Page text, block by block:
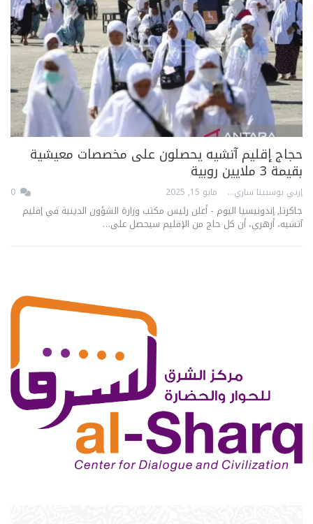
حجاج إقليم آتشيه يحصلون على مخصصات معيشية
بقيمة 3 ملايين روبية
إرني بوسبيتا ساري مايو 15, 2025
جاكرتا, إندونيسيا اليوم - أعلن رئيس مكتب وزارة الشؤون الدينية في إقليم
آتشيه، أزهري، أن كل حاج من الإقليم سيحصل على…